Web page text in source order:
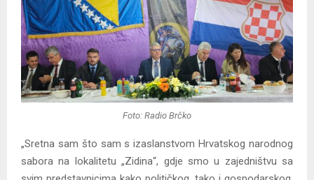
Foto: Radio Brčko
„Sretna sam što sam s izaslanstvom Hrvatskog narodnog
sabora na lokalitetu „Zidina“, gdje smo u zajedništvu sa